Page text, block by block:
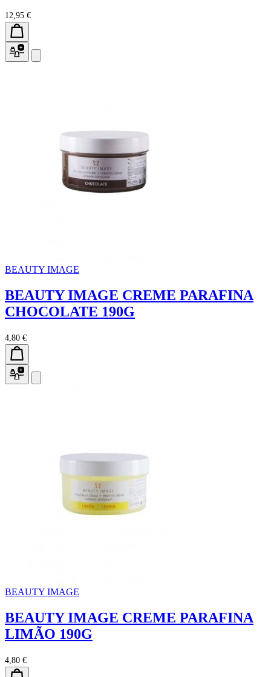
12,95 €
BEAUTY IMAGE
BEAUTY IMAGE CREME PARAFINA
CHOCOLATE 190G
4,80 €
BEAUTY IMAGE
BEAUTY IMAGE CREME PARAFINA
LIMÃO 190G
4,80 €